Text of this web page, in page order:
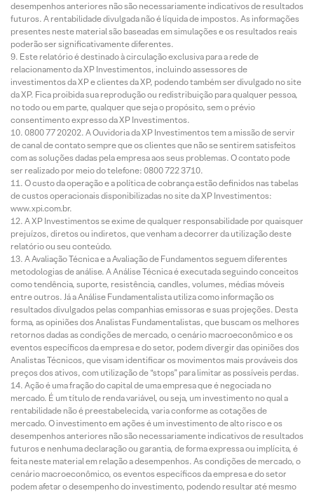
desempenhos anteriores não são necessariamente indicativos de resultados
futuros. A rentabilidade divulgada não é líquida de impostos. As informações
presentes neste material são baseadas em simulações e os resultados reais
poderão ser significativamente diferentes.
Este relatório é destinado à circulação exclusiva para a rede de
relacionamento da XP Investimentos, incluindo assessores de
investimentos da XP e clientes da XP, podendo também ser divulgado no site
da XP. Fica proibida sua reprodução ou redistribuição para qualquer pessoa,
no todo ou em parte, qualquer que seja o propósito, sem o prévio
consentimento expresso da XP Investimentos.
0800 77 20202. A Ouvidoria da XP Investimentos tem a missão de servir
de canal de contato sempre que os clientes que não se sentirem satisfeitos
com as soluções dadas pela empresa aos seus problemas. O contato pode
ser realizado por meio do telefone: 0800 722 3710.
O custo da operação e a política de cobrança estão definidos nas tabelas
de custos operacionais disponibilizadas no site da XP Investimentos:
www.xpi.com.br.
A XP Investimentos se exime de qualquer responsabilidade por quaisquer
prejuízos, diretos ou indiretos, que venham a decorrer da utilização deste
relatório ou seu conteúdo.
A Avaliação Técnica e a Avaliação de Fundamentos seguem diferentes
metodologias de análise. A Análise Técnica é executada seguindo conceitos
como tendência, suporte, resistência, candles, volumes, médias móveis
entre outros. Já a Análise Fundamentalista utiliza como informação os
resultados divulgados pelas companhias emissoras e suas projeções. Desta
forma, as opiniões dos Analistas Fundamentalistas, que buscam os melhores
retornos dadas as condições de mercado, o cenário macroeconômico e os
eventos específicos da empresa e do setor, podem divergir das opiniões dos
Analistas Técnicos, que visam identificar os movimentos mais prováveis dos
preços dos ativos, com utilização de “stops” para limitar as possíveis perdas.
Ação é uma fração do capital de uma empresa que é negociada no
mercado. É um título de renda variável, ou seja, um investimento no qual a
rentabilidade não é preestabelecida, varia conforme as cotações de
mercado. O investimento em ações é um investimento de alto risco e os
desempenhos anteriores não são necessariamente indicativos de resultados
futuros e nenhuma declaração ou garantia, de forma expressa ou implícita, é
feita neste material em relação a desempenhos. As condições de mercado, o
cenário macroeconômico, os eventos específicos da empresa e do setor
podem afetar o desempenho do investimento, podendo resultar até mesmo